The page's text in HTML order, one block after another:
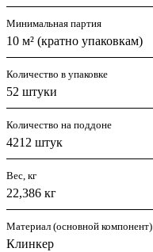
Минимальная партия
10 м² (кратно упаковкам)
Количество в упаковке
52 штуки
Количество на поддоне
4212 штук
Вес, кг
22,386 кг
Материал (основной компонент)
Клинкер